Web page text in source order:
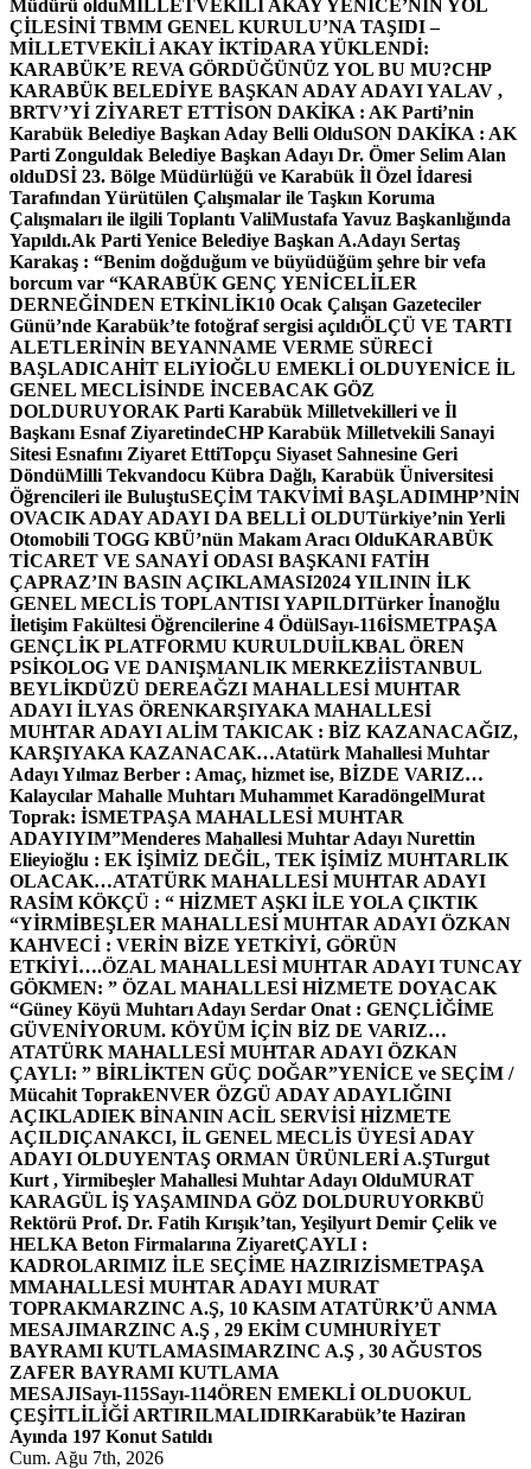
Müdürü olduMİLLETVEKİLİ AKAY YENİCE’NİN YOL
ÇİLESİNİ TBMM GENEL KURULU’NA TAŞIDI –
MİLLETVEKİLİ AKAY İKTİDARA YÜKLENDİ:
KARABÜK’E REVA GÖRDÜĞÜNÜZ YOL BU MU?CHP
KARABÜK BELEDİYE BAŞKAN ADAY ADAYI YALAV ,
BRTV’Yİ ZİYARET ETTİSON DAKİKA : AK Parti’nin
Karabük Belediye Başkan Aday Belli OlduSON DAKİKA : AK
Parti Zonguldak Belediye Başkan Adayı Dr. Ömer Selim Alan
olduDSİ 23. Bölge Müdürlüğü ve Karabük İl Özel İdaresi
Tarafından Yürütülen Çalışmalar ile Taşkın Koruma
Çalışmaları ile ilgili Toplantı ValiMustafa Yavuz Başkanlığında
Yapıldı.Ak Parti Yenice Belediye Başkan A.Adayı Sertaş
Karakaş : “Benim doğduğum ve büyüdüğüm şehre bir vefa
borcum var “KARABÜK GENÇ YENİCELİLER
DERNEĞİNDEN ETKİNLİK10 Ocak Çalışan Gazeteciler
Günü’nde Karabük’te fotoğraf sergisi açıldıÖLÇÜ VE TARTI
ALETLERİNİN BEYANNAME VERME SÜRECİ
BAŞLADICAHİT ELiYİOĞLU EMEKLİ OLDUYENİCE İL
GENEL MECLİSİNDE İNCEBACAK GÖZ
DOLDURUYORAK Parti Karabük Milletvekilleri ve İl
Başkanı Esnaf ZiyaretindeCHP Karabük Milletvekili Sanayi
Sitesi Esnafını Ziyaret EttiTopçu Siyaset Sahnesine Geri
DöndüMilli Tekvandocu Kübra Dağlı, Karabük Üniversitesi
Öğrencileri ile BuluştuSEÇİM TAKVİMİ BAŞLADIMHP’NİN
OVACIK ADAY ADAYI DA BELLİ OLDUTürkiye’nin Yerli
Otomobili TOGG KBÜ’nün Makam Aracı OlduKARABÜK
TİCARET VE SANAYİ ODASI BAŞKANI FATİH
ÇAPRAZ’IN BASIN AÇIKLAMASI2024 YILININ İLK
GENEL MECLİS TOPLANTISI YAPILDITürker İnanoğlu
İletişim Fakültesi Öğrencilerine 4 ÖdülSayı-116İSMETPAŞA
GENÇLİK PLATFORMU KURULDUİLKBAL ÖREN
PSİKOLOG VE DANIŞMANLIK MERKEZİİSTANBUL
BEYLİKDÜZÜ DEREAĞZI MAHALLESİ MUHTAR
ADAYI İLYAS ÖRENKARŞIYAKA MAHALLESİ
MUHTAR ADAYI ALİM TAKICAK : BİZ KAZANACAĞIZ,
KARŞIYAKA KAZANACAK…Atatürk Mahallesi Muhtar
Adayı Yılmaz Berber : Amaç, hizmet ise, BİZDE VARIZ…
Kalaycılar Mahalle Muhtarı Muhammet KaradöngelMurat
Toprak: İSMETPAŞA MAHALLESİ MUHTAR
ADAYIYIM”Menderes Mahallesi Muhtar Adayı Nurettin
Elieyioğlu : EK İŞİMİZ DEĞİL, TEK İŞİMİZ MUHTARLIK
OLACAK…ATATÜRK MAHALLESİ MUHTAR ADAYI
RASİM KÖKÇÜ : “ HİZMET AŞKI İLE YOLA ÇIKTIK
“YİRMİBEŞLER MAHALLESİ MUHTAR ADAYI ÖZKAN
KAHVECİ : VERİN BİZE YETKİYİ, GÖRÜN
ETKİYİ….ÖZAL MAHALLESİ MUHTAR ADAYI TUNCAY
GÖKMEN: ” ÖZAL MAHALLESİ HİZMETE DOYACAK
“Güney Köyü Muhtarı Adayı Serdar Onat : GENÇLİĞİME
GÜVENİYORUM. KÖYÜM İÇİN BİZ DE VARIZ…
ATATÜRK MAHALLESİ MUHTAR ADAYI ÖZKAN
ÇAYLI: ” BİRLİKTEN GÜÇ DOĞAR”YENİCE ve SEÇİM /
Mücahit ToprakENVER ÖZGÜ ADAY ADAYLIĞINI
AÇIKLADIEK BİNANIN ACİL SERVİSİ HİZMETE
AÇILDIÇANAKCI, İL GENEL MECLİS ÜYESİ ADAY
ADAYI OLDUYENTAŞ ORMAN ÜRÜNLERİ A.ŞTurgut
Kurt , Yirmibeşler Mahallesi Muhtar Adayı OlduMURAT
KARAGÜL İŞ YAŞAMINDA GÖZ DOLDURUYORKBÜ
Rektörü Prof. Dr. Fatih Kırışık’tan, Yeşilyurt Demir Çelik ve
HELKA Beton Firmalarına ZiyaretÇAYLI :
KADROLARIMIZ İLE SEÇİME HAZIRIZİSMETPAŞA
MMAHALLESİ MUHTAR ADAYI MURAT
TOPRAKMARZINC A.Ş, 10 KASIM ATATÜRK’Ü ANMA
MESAJIMARZINC A.Ş , 29 EKİM CUMHURİYET
BAYRAMI KUTLAMASIMARZINC A.Ş , 30 AĞUSTOS
ZAFER BAYRAMI KUTLAMA
MESAJISayı-115Sayı-114ÖREN EMEKLİ OLDUOKUL
ÇEŞİTLİLİĞİ ARTIRILMALIDIRKarabük’te Haziran
Ayında 197 Konut Satıldı
Cum. Ağu 7th, 2026